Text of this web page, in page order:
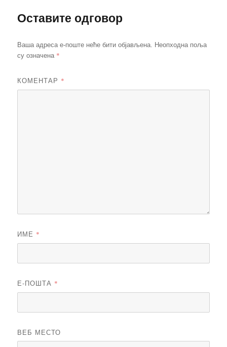
Оставите одговор
Ваша адреса е-поште неће бити објављена.
Неопходна поља
су означена *
КОМЕНТАР *
ИМЕ *
Е-ПОШТА *
ВЕБ МЕСТО